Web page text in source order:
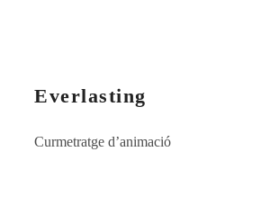
Everlasting
Curmetratge d’animació